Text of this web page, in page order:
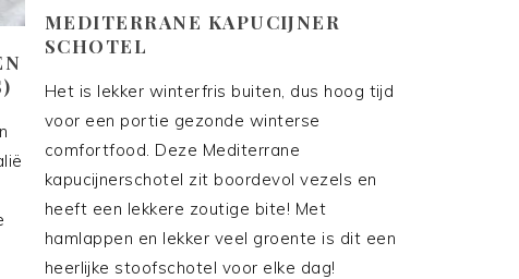
MEDITERRANE KAPUCIJNER
SCHOTEL
Het is lekker winterfris buiten, dus hoog tijd
voor een portie gezonde winterse
comfortfood. Deze Mediterrane
kapucijnerschotel zit boordevol vezels en
heeft een lekkere zoutige bite! Met
hamlappen en lekker veel groente is dit een
heerlijke stoofschotel voor elke dag!